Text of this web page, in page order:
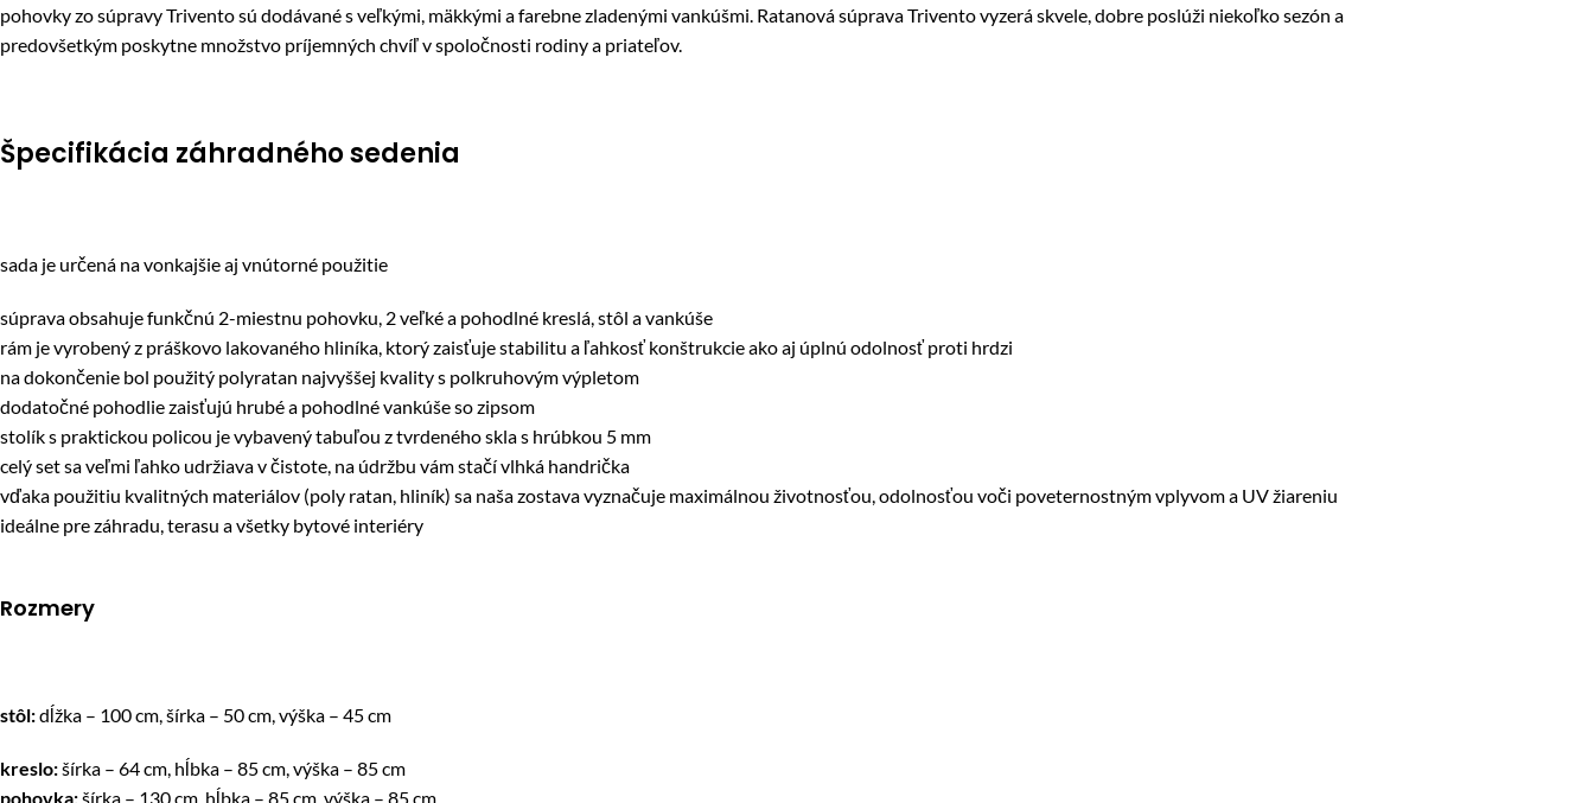
pohovky zo súpravy Trivento sú dodávané s veľkými, mäkkými a farebne zladenými vankúšmi. Ratanová súprava Trivento vyzerá skvele, dobre poslúži niekoľko sezón a
predovšetkým poskytne množstvo príjemných chvíľ v spoločnosti rodiny a priateľov.
Špecifikácia záhradného sedenia
sada je určená na vonkajšie aj vnútorné použitie
súprava obsahuje funkčnú 2-miestnu pohovku, 2 veľké a pohodlné kreslá, stôl a vankúše
rám je vyrobený z práškovo lakovaného hliníka, ktorý zaisťuje stabilitu a ľahkosť konštrukcie ako aj úplnú odolnosť proti hrdzi
na dokončenie bol použitý polyratan najvyššej kvality s polkruhovým výpletom
dodatočné pohodlie zaisťujú hrubé a pohodlné vankúše so zipsom
stolík s praktickou policou je vybavený tabuľou z tvrdeného skla s hrúbkou 5 mm
celý set sa veľmi ľahko udržiava v čistote, na údržbu vám stačí vlhká handrička
vďaka použitiu kvalitných materiálov (poly ratan, hliník) sa naša zostava vyznačuje maximálnou životnosťou, odolnosťou voči poveternostným vplyvom a UV žiareniu
ideálne pre záhradu, terasu a všetky bytové interiéry
Rozmery
stôl:dĺžka – 100 cm, šírka – 50 cm, výška – 45 cm
kreslo:šírka – 64 cm, hĺbka – 85 cm, výška – 85 cm
pohovka:šírka – 130 cm, hĺbka – 85 cm, výška – 85 cm